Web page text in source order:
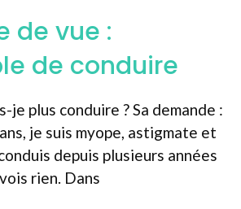
de vue :
de conduire
je plus conduire ? Sa demande :
je suis myope, astigmate et
depuis plusieurs années
rien. Dans